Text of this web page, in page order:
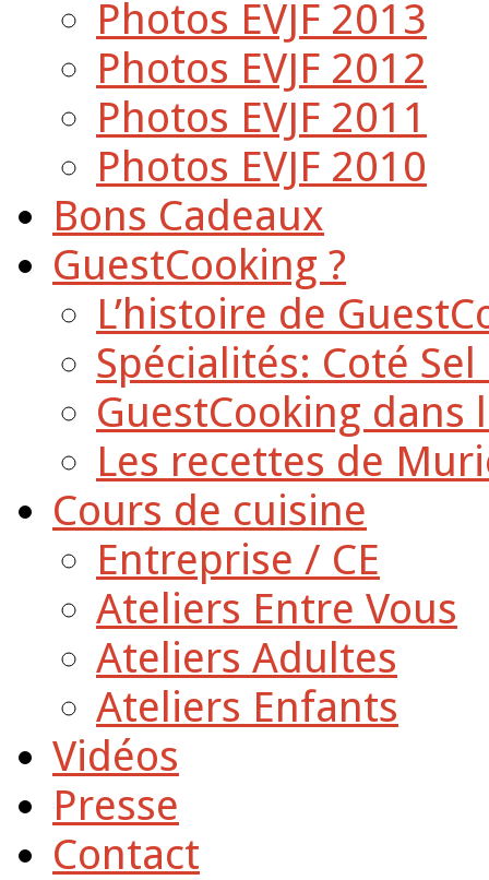
Photos EVJF 2013
Photos EVJF 2012
Photos EVJF 2011
Photos EVJF 2010
Bons Cadeaux
GuestCooking ?
L’histoire de
Spécialités: Coté
GuestCooking dans
Les recettes de
Cours de cuisine
Entreprise / CE
Ateliers Entre Vous
Ateliers Adultes
Ateliers Enfants
Vidéos
Presse
Contact